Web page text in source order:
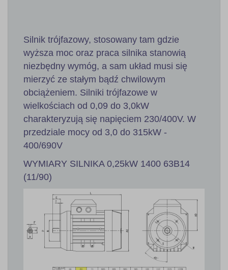
Silnik trójfazowy, stosowany tam gdzie
wyższa moc oraz praca silnika stanowią
niezbędny wymóg, a sam układ musi się
mierzyć ze stałym bądź chwilowym
obciążeniem. Silniki trójfazowe w
wielkościach od 0,09 do 3,0kW
charakteryzują się napięciem 230/400V. W
przedziale mocy od 3,0 do 315kW -
400/690V
WYMIARY SILNIKA 0,25kW 1400 63B14
(11/90)